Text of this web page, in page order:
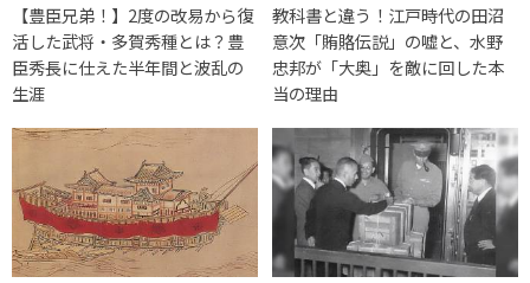
【豊臣兄弟！】2度の改易から復
活した武将・多賀秀種とは？豊
臣秀長に仕えた半年間と波乱の
生涯
教科書と違う！江戸時代の田沼
意次「賄賂伝説」の嘘と、水野
忠邦が「大奥」を敵に回した本
当の理由